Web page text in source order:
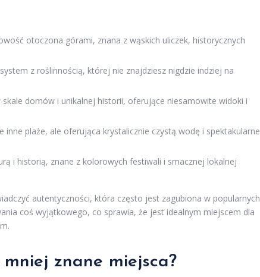
otoczona górami, znana z wąskich uliczek, historycznych
z roślinnością, której nie znajdziesz nigdzie indziej na
skale domów i unikalnej historii, oferujące niesamowite widoki i
inne plaże, ale oferująca krystalicznie czystą wodę i spektakularne
i historią, znane z kolorowych festiwali i smacznej lokalnej
autentyczności, która często jest zagubiona w popularnych
coś wyjątkowego, co sprawia, że jest idealnym miejscem dla
znane miejsca?